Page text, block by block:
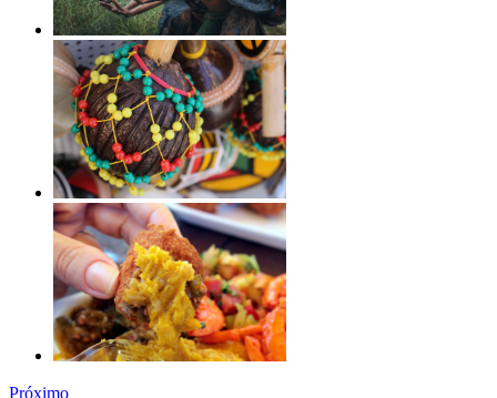
Próximo